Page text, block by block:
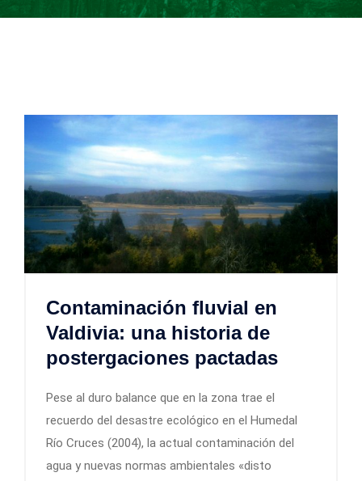
Contaminación fluvial en
Valdivia: una historia de
postergaciones pactadas
Pese al duro balance que en la zona trae el
recuerdo del desastre ecológico en el Humedal
Río Cruces (2004), la actual contaminación del
agua y nuevas normas ambientales «disto